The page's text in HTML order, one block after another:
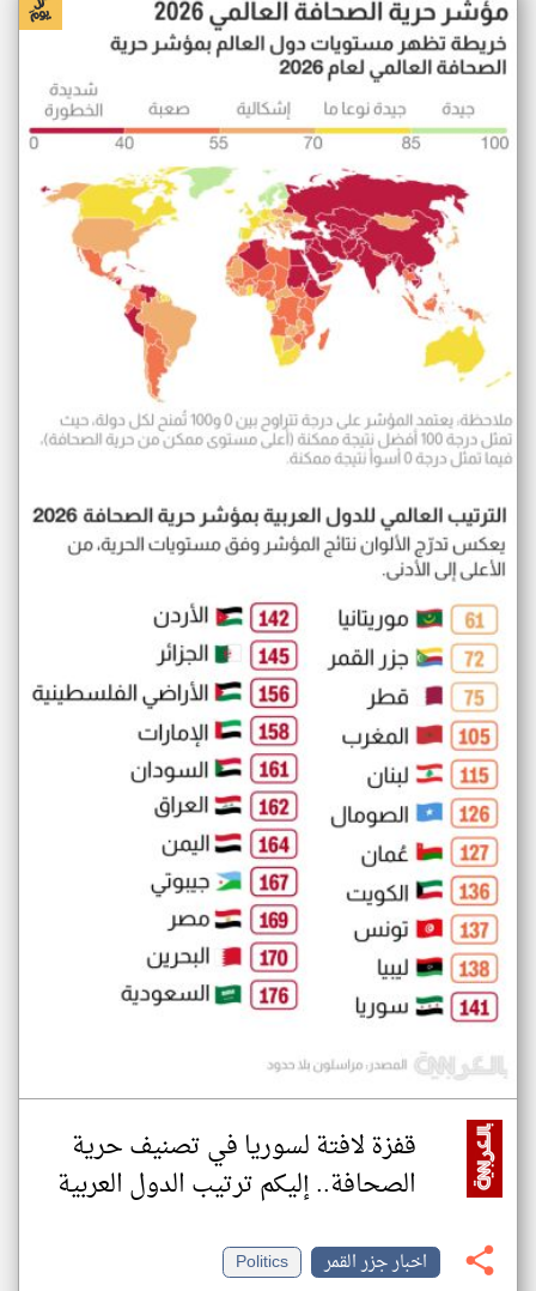
قفزة لافتة لسوريا في تصنيف حرية
الصحافة.. إليكم ترتيب الدول العربية
اخبار جزر القمر
Politics